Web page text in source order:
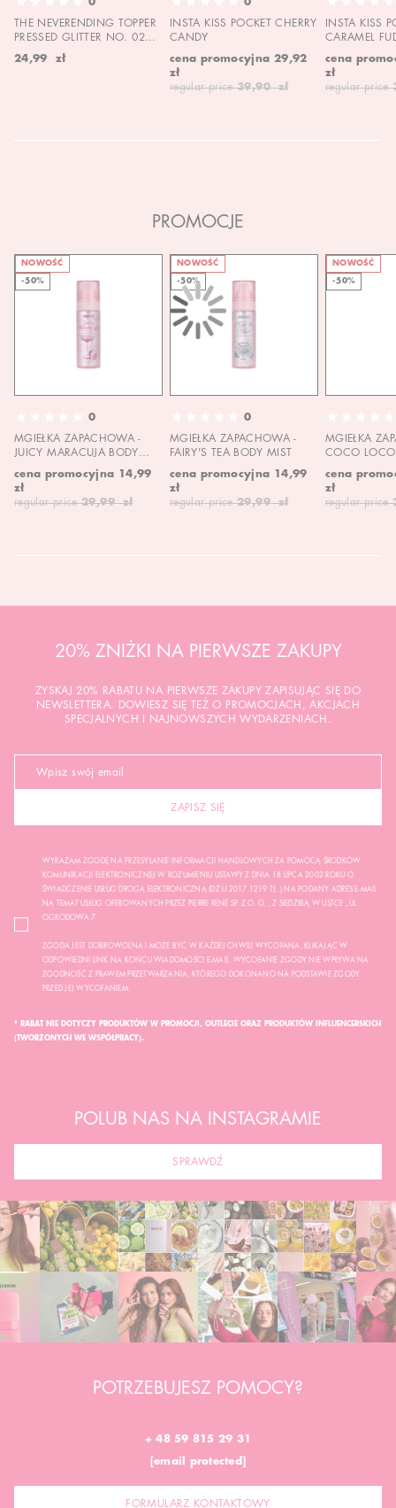
THE NEVERENDING TOPPER
PRESSED GLITTER NO. 02
MOON CHILD
24,99 zł
INSTA KISS POCKET CHERRY
CANDY
cena promocyjna 29,92
zł
regular price 39,90 zł
INSTA KISS
CARAMEL
cena
zł
regular price
PROMOCJE
NOWOŚĆ
-50%
0
MGIEŁKA ZAPACHOWA -
JUICY MARACUJA BODY
cena promocyjna 14,99
zł
regular price 29,99 zł
NOWOŚĆ
-50%
0
MGIEŁKA ZAPACHOWA -
FAIRY'S TEA BODY MIST
cena promocyjna 14,99
zł
regular price 29,99 zł
NOWOŚĆ
-50%
MGIEŁKA
COCO
cena
zł
regular price
20% ZNIŻKI NA PIERWSZE ZAKUPY
ZYSKAJ 20% RABATU NA PIERWSZE ZAKUPY ZAPISUJĄC SIĘ DO
NEWSLETTERA. DOWIESZ SIĘ TEŻ O PROMOCJACH, AKCJACH
SPECJALNYCH I NAJNOWSZYCH WYDARZENIACH.
ZAPISZ SIĘ
WYRAŻAM ZGODĘ NA PRZESYŁANIE INFORMACJI HANDLOWYCH ZA POMOCĄ ŚRODKÓW
KOMUNIKACJI ELEKTRONICZNEJ W ROZUMIENIU USTAWY Z DNIA 18 LIPCA 2002 ROKU O
ŚWIADCZENIE USŁUG DROGĄ ELEKTRONICZNĄ (DZ.U.2017.1219 TJ..) NA PODANY ADRES E-MAIL
NA TEMAT USŁUG OFEROWANYCH PRZEZ PIERRE RENÉ SP. Z O. O. , Z SIEDZIBĄ W USTCE , UL.
OGRODOWA 7.
ZGODA JEST DOBROWOLNA I MOŻE BYĆ W KAŻDEJ CHWILI WYCOFANA, KLIKAJĄC W
ODPOWIEDNI LINK NA KOŃCU WIADOMOŚCI E-MAIL. WYCOFANIE ZGODY NIE WPŁYWA NA
ZGODNOŚĆ Z PRAWEM PRZETWARZANIA, KTÓREGO DOKONANO NA PODSTAWIE ZGODY
PRZED JEJ WYCOFANIEM.
* RABAT NIE DOTYCZY PRODUKTÓW W PROMOCJI, OUTLECIE ORAZ PRODUKTÓW INFLUENCERSKICH
(TWORZONYCH WE WSPÓŁPRACY).
POLUB NAS NA INSTAGRAMIE
SPRAWDŹ
POTRZEBUJESZ POMOCY?
+ 48 59 815 29 31
[email protected]
FORMULARZ KONTAKTOWY